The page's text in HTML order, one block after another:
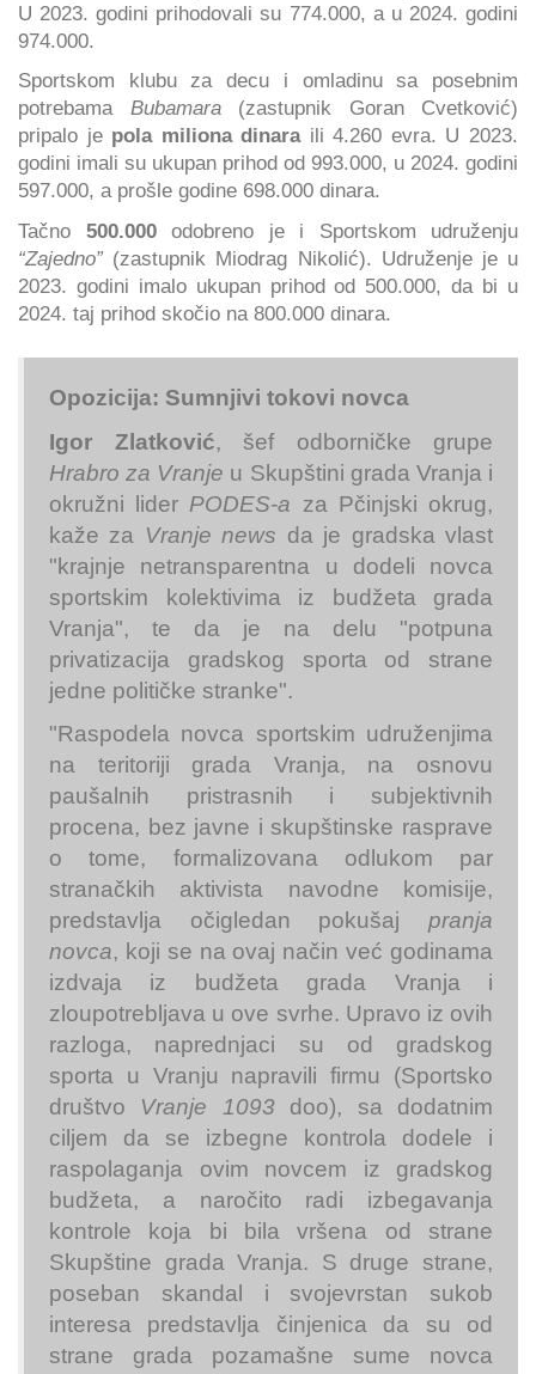
U 2023. godini prihodovali su 774.000, a u 2024. godini
974.000.
Sportskom klubu za decu i omladinu sa posebnim
potrebama Bubamara (zastupnik Goran Cvetković)
pripalo jepola miliona dinaraili 4.260 evra. U 2023.
godini imali su ukupan prihod od 993.000, u 2024. godini
597.000, a prošle godine 698.000 dinara.
Tačno 500.000odobreno je i Sportskom udruženju
“Zajedno”(zastupnik Miodrag Nikolić). Udruženje je u
2023. godini imalo ukupan prihod od 500.000, da bi u
2024. taj prihod skočio na 800.000 dinara.
Opozicija: Sumnjivi tokovi novca
Igor Zlatković, šef odborničke grupe
Hrabro za Vranje u Skupštini grada Vranja i
okružni lider PODES-a za Pčinjski okrug,
kaže za Vranje news da je gradska vlast
"krajnje netransparentna u dodeli novca
sportskim kolektivima iz budžeta grada
Vranja", te da je na delu "potpuna
privatizacija gradskog sporta od strane
jedne političke stranke".
"Raspodela novca sportskim udruženjima
na teritoriji grada Vranja, na osnovu
paušalnih pristrasnih i subjektivnih
procena, bez javne i skupštinske rasprave
o tome, formalizovana odlukom par
stranačkih aktivista navodne komisije,
predstavlja očigledan pokušaj pranja
novca, koji se na ovaj način već godinama
izdvaja iz budžeta grada Vranja i
zloupotrebljava u ove svrhe. Upravo iz ovih
razloga, naprednjaci su od gradskog
sporta u Vranju napravili firmu (Sportsko
društvo Vranje 1093doo), sa dodatnim
ciljem da se izbegne kontrola dodele i
raspolaganja ovim novcem iz gradskog
budžeta, a naročito radi izbegavanja
kontrole koja bi bila vršena od strane
Skupštine grada Vranja. S druge strane,
poseban skandal i svojevrstan sukob
interesa predstavlja činjenica da su od
strane grada pozamašne sume novca